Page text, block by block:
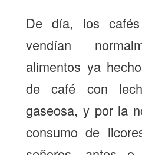
De día, los
vendían
alimentos ya
de café con
gaseosa, y por la
consumo de